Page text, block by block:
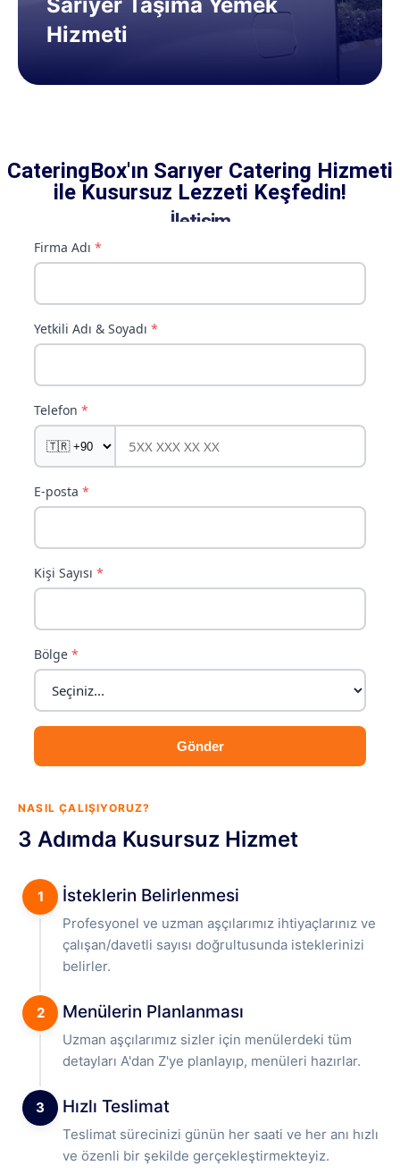
Hizmeti
CateringBox'ın Sarıyer Catering Hizmeti
ile Kusursuz Lezzeti Keşfedin!
İletişim
NASIL ÇALIŞIYORUZ?
3 Adımda Kusursuz Hizmet
1 İsteklerin Belirlenmesi
Profesyonel ve uzman aşçılarımız ihtiyaçlarınız ve
çalışan/davetli sayısı doğrultusunda isteklerinizi
belirler.
2 Menülerin Planlanması
Uzman aşçılarımız sizler için menülerdeki tüm
detayları A'dan Z'ye planlayıp, menüleri hazırlar.
3 Hızlı Teslimat
Teslimat sürecinizi günün her saati ve her anı hızlı
ve özenli bir şekilde gerçekleştirmekteyiz.